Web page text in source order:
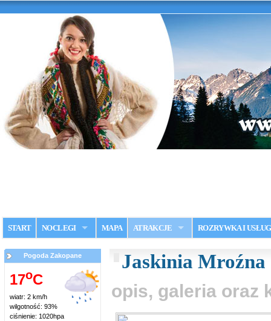
START NOCLEGI MAPA ATRAKCJE ROZRYWKA I
Pogoda Zakopane
17oC
wiatr: 2 km/h
wilgotność: 93%
ciśnienie: 1020hpa
Jaskinia Mroźna
opis, galeria oraz